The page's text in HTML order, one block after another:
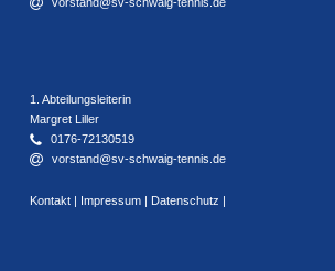
1. Abteilungsleiterin
Margret Liller
0176-72130519
vorstand@sv-schwaig-tennis.de
Kontakt| Impressum| Datenschutz |